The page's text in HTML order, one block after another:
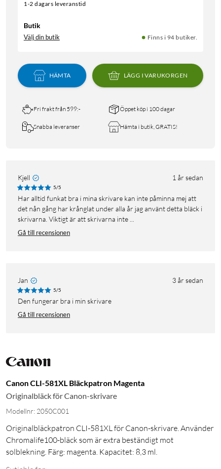
1-2 dagars leveranstid
Butik
Välj din butik Finns i 94 butiker.
HÄMTA LÄGG I VARUKORGEN
Fri frakt från 599:- Öppet köp i 100 dagar
Snabba leveranser Hämta i butik, GRATIS!
Kjell 1 år sedan
5/5
Har alltid funkat bra i mina skrivare kan inte påminna mej att
det nån gång har krånglat under alla år jag använt detta bläck i
skrivarna. Viktigt är att skrivarna inte ...
Gå till recensionen
Jan 3 år sedan
5/5
den fungerar bra i min skrivare
Gå till recensionen
Canon CLI-581XL Bläckpatron Magenta
Originalbläck för Canon-skrivare
Modellnr: 2050C001
Originalbläckpatron CLI-581XL för Canon-skrivare. Använder
Chromalife100-bläck som är extra beständigt mot
solblekning. Färg: magenta. Kapacitet: 8,3 ml.